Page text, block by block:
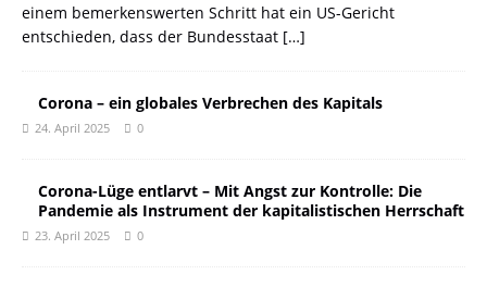
einem bemerkenswerten Schritt hat ein US-Gericht
entschieden, dass der Bundesstaat […]
Corona – ein globales Verbrechen des Kapitals
24. April 2025 0
Corona-Lüge entlarvt – Mit Angst zur Kontrolle: Die
Pandemie als Instrument der kapitalistischen Herrschaft
23. April 2025 0